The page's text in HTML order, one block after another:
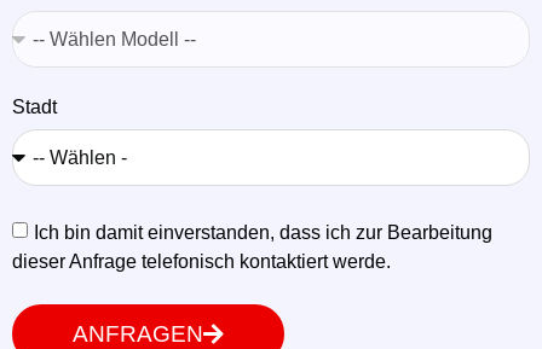
Stadt
Ich bin damit einverstanden, dass ich zur Bearbeitung
dieser Anfrage telefonisch kontaktiert werde.
ANFRAGEN